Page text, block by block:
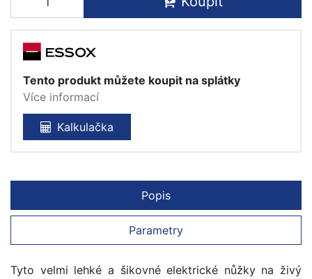
Tento produkt můžete koupit na splátky
Více informací
Kalkulačka
Popis
Parametry
Tyto velmi lehké a šikovné elektrické nůžky na živý